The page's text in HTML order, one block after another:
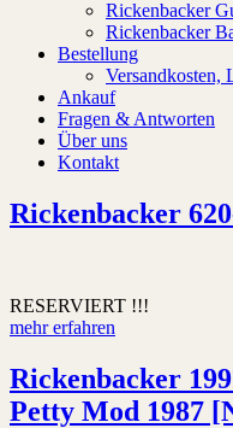
Rickenbacker
Rickenbacker
Bestellung
Versandkosten,
Ankauf
Fragen & Antworten
Über uns
Kontakt
Rickenbacker
RESERVIERT !!!
mehr erfahren
Rickenbacker
Petty Mod 1987